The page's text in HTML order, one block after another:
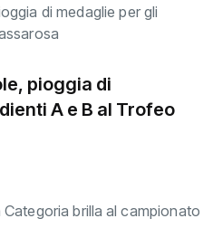
pioggia di
A e B al Trofeo